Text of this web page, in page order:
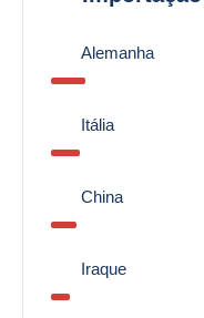
Alemanha
Itália
China
Iraque